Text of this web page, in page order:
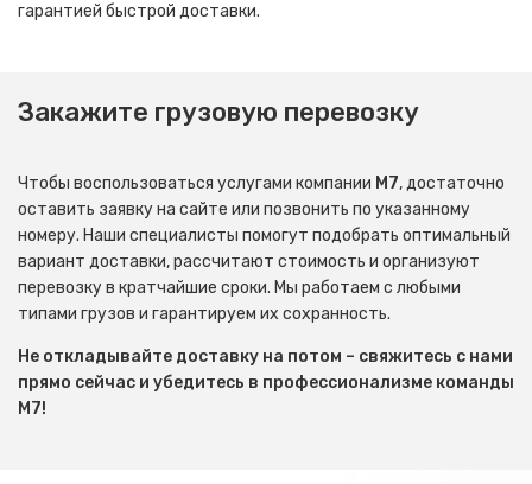
гарантией быстрой доставки.
Закажите грузовую перевозку
Чтобы воспользоваться услугами компании М7, достаточно
оставить заявку на сайте или позвонить по указанному
номеру. Наши специалисты помогут подобрать оптимальный
вариант доставки, рассчитают стоимость и организуют
перевозку в кратчайшие сроки. Мы работаем с любыми
типами грузов и гарантируем их сохранность.
Не откладывайте доставку на потом – свяжитесь с нами
прямо сейчас и убедитесь в профессионализме команды
М7!